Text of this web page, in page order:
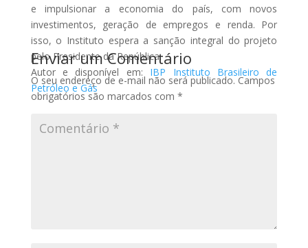
e impulsionar a economia do país, com novos
investimentos, geração de empregos e renda. Por
isso, o Instituto espera a sanção integral do projeto
pelo Presidente da República.
Autor e disponível em: IBP Instituto Brasileiro de
Petróleo e Gás
Enviar um Comentário
O seu endereço de e-mail não será publicado. Campos
obrigatórios são marcados com *